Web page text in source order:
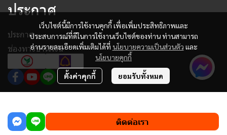
ติดต่อเรา
เว็บไซต์นี้มีการใช้งานคุกกี้ เพื่อเพิ่มประสิทธิภาพและ
ประสบการณ์ที่ดีในการใช้งานเว็บไซต์ของท่าน ท่านสามารถ
อ่านรายละเอียดเพิ่มเติมได้ที่ นโยบายความเป็นส่วนตัว และ
นโยบายคุกกี้
ตั้งค่าคุกกี้ ยอมรับทั้งหมด
ประกาศ
ประกาศ
ช่องทางชำระเงิน
ผู้เข้าชมวันนี้779
Powered By MakeWebEasy